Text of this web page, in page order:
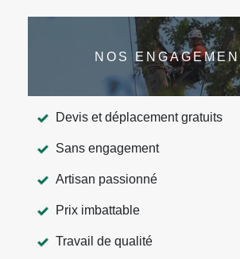
NOS
Devis et déplacement gratuits
Sans engagement
Artisan passionné
Prix imbattable
Travail de qualité